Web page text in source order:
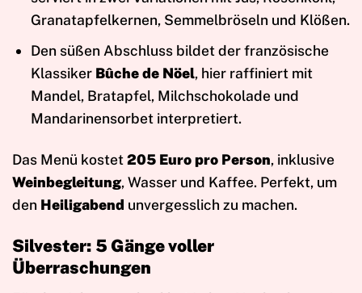
Granatapfelkernen, Semmelbröseln und Klößen.
Den süßen Abschluss bildet der französische
Klassiker Bûche de Nöel, hier raffiniert mit
Mandel, Bratapfel, Milchschokolade und
Mandarinensorbet interpretiert.
Das Menü kostet205 Euro pro Person, inklusive
Weinbegleitung, Wasser und Kaffee. Perfekt, um
den Heiligabend unvergesslich zu machen.
Silvester: 5 Gänge voller
Überraschungen